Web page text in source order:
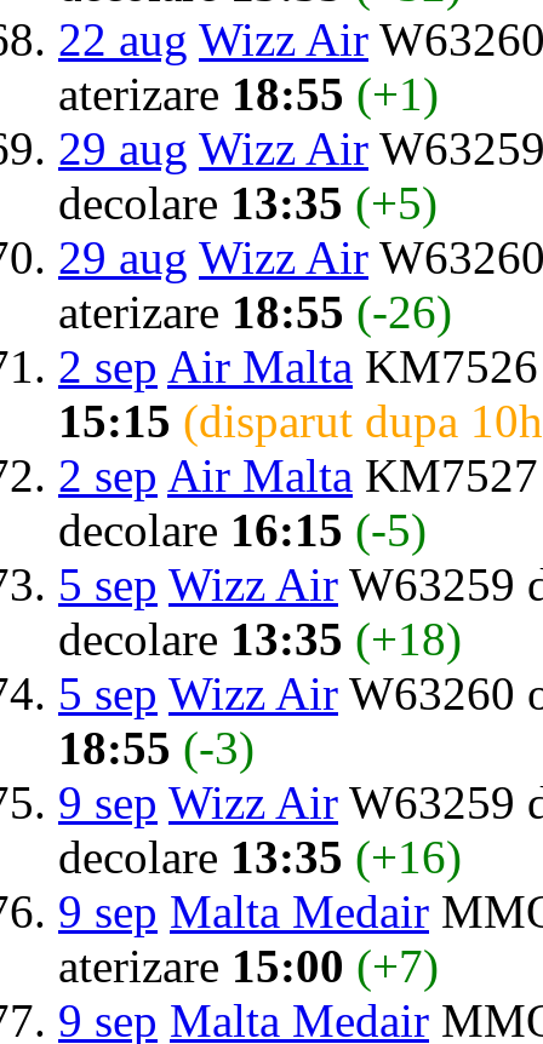
22 aug Wizz Air
aterizare 18:55 (+1)
29 aug Wizz Air
decolare 13:35 (+5)
29 aug Wizz Air
aterizare 18:55 (-26)
2 sep Air Malta
15:15 (disparut dupa
2 sep Air Malta
decolare 16:15 (-5)
5 sep Wizz Air W63259
decolare 13:35 (+18)
5 sep Wizz Air W63260
18:55 (-3)
9 sep Wizz Air W63259
decolare 13:35 (+16)
9 sep Malta Medair
aterizare 15:00 (+7)
9 sep Malta Medair